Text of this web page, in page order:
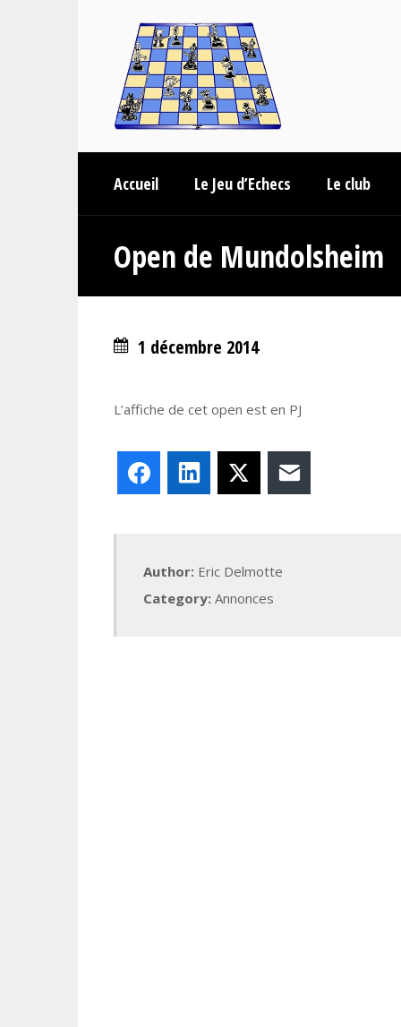
Accueil Le Jeu d’Echecs Le club
Open de Mundolsheim
1 décembre 2014
L’affiche de cet open est en PJ
FacebookLinkedIn
Author: Eric Delmotte
Category: Annonces